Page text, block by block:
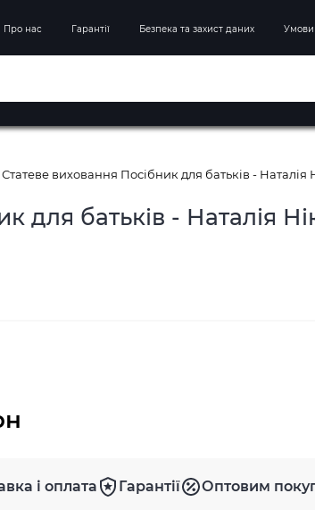
Про нас Гарантії Безпека та захист даних Умови
виховання Посібник для батьків - Наталія
для батьків - Наталія
і оплата Гарантії Оптовим